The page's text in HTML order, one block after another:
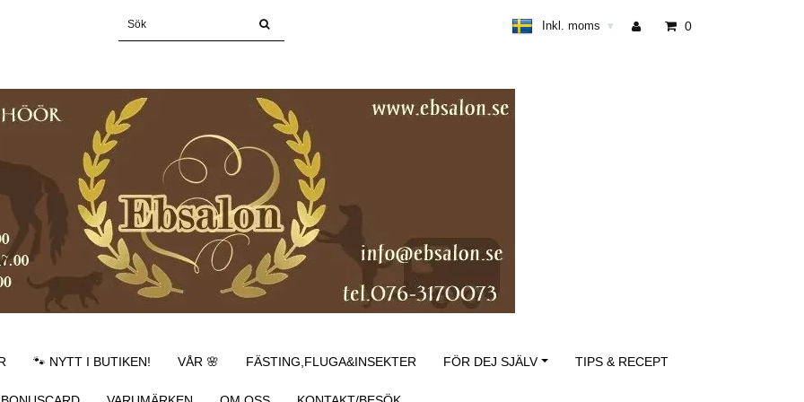
Inkl. moms ▾ 0
🐾 NYTT I BUTIKEN! VÅR 🌸 FÄSTING,FLUGA&INSEKTER FÖR DEJ SJÄLV TIPS & RECEPT